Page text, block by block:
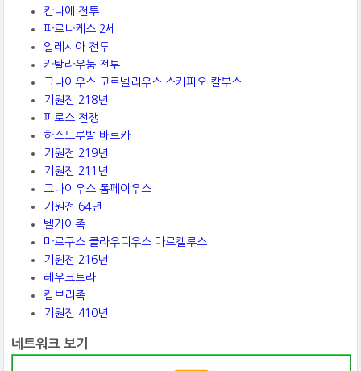
칸나에 전투
파르나케스 2세
알레시아 전투
카탈라우눔 전투
그나이우스 코르넬리우스 스키피오 칼부스
기원전 218년
피로스 전쟁
하스드루발 바르카
기원전 219년
기원전 211년
그나이우스 폼페이우스
기원전 64년
벨가이족
마르쿠스 클라우디우스 마르켈루스
기원전 216년
레우크트라
킴브리족
기원전 410년
네트워크 보기